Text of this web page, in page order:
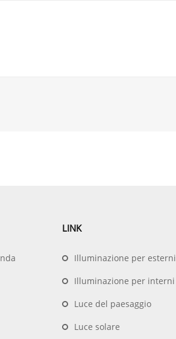
LINK
Illuminazione per esterni
Illuminazione per interni
Luce del paesaggio
Luce solare